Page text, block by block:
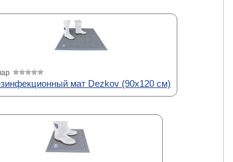
мат Dezkov (90х120 см)